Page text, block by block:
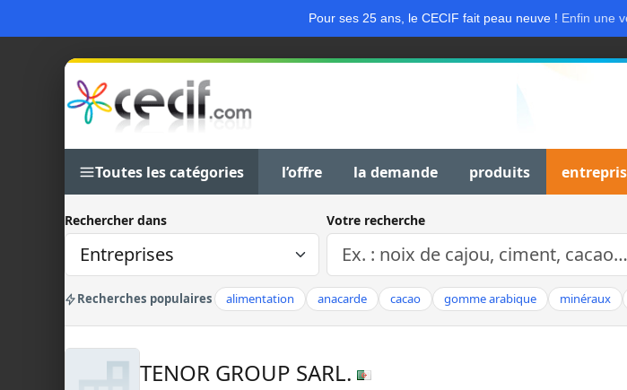
Pour ses 25 ans, le CECIF fait peau neuve ! Enfin une
Toutes les catégories l’offre la demande produits
Rechercher dans Votre recherche
Recherches populaires alimentation anacarde cacao gomme arabique minéraux
TENOR GROUP SARL.